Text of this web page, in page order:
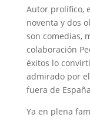
Autor prolífico,
noventa y dos
son comedias,
colaboración
éxitos lo
admirado por
fuera de
Ya en plena